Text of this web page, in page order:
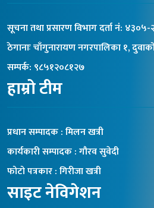
सूचना तथा प्रसारण विभाग दर्ता नंं:
ठेगानाः चाँगुनारायण नगरपालिका १,
सम्पर्क: ९८५१२०८१२७
हाम्रो टीम
प्रधान सम्पादक : मिलन खत्री
कार्यकारी सम्पादक : गौरव सुवेदी
फोटो पत्रकार : गिरीजा खत्री
साइट नेविगेशन